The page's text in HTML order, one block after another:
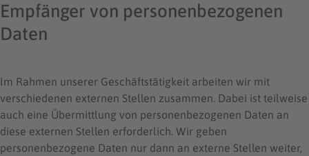
Empfänger von personenbezogenen
Daten
Im Rahmen unserer Geschäftstätigkeit arbeiten wir mit
verschiedenen externen Stellen zusammen. Dabei ist teilweise
auch eine Übermittlung von personenbezogenen Daten an
diese externen Stellen erforderlich. Wir geben
personenbezogene Daten nur dann an externe Stellen weiter,